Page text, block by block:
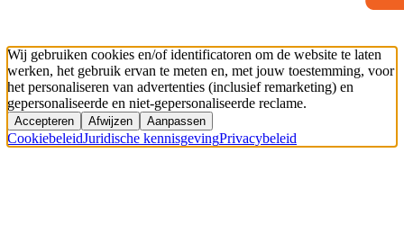
Wij gebruiken cookies en/of identificatoren om de website te laten
werken, het gebruik ervan te meten en, met jouw toestemming, voor
het personaliseren van advertenties (inclusief remarketing) en
gepersonaliseerde en niet-gepersonaliseerde reclame.
Accepteren Afwijzen Aanpassen
CookiebeleidJuridische kennisgevingPrivacybeleid